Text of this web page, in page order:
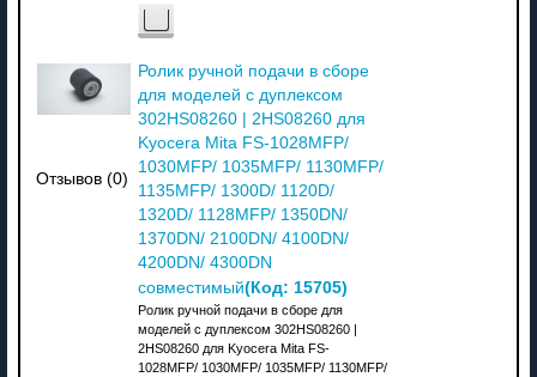
Отзывов (0)
Ролик ручной подачи в сборе
для моделей с дуплексом
302HS08260 | 2HS08260 для
Kyocera Mita FS-1028MFP/
1030MFP/ 1035MFP/ 1130MFP/
1135MFP/ 1300D/ 1120D/
1320D/ 1128MFP/ 1350DN/
1370DN/ 2100DN/ 4100DN/
4200DN/ 4300DN
совместимый(Код: 15705)
Ролик ручной подачи в сборе для
моделей с дуплексом 302HS08260 |
2HS08260 для Kyocera Mita FS-
1028MFP/ 1030MFP/ 1035MFP/ 1130MFP/